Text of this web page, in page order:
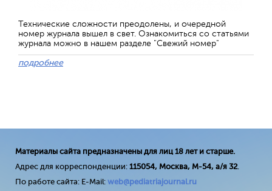
Технические сложности преодолены, и очередной
номер журнала вышел в свет. Ознакомиться со статьями
журнала можно в нашем разделе "Свежий номер"
подробнее
Материалы сайта предназначены для лиц 18 лет и старше.
Адрес для корреспонденции: 115054, Москва, М-54, а/я 32.
По работе сайта: E-Mail: web@pediatriajournal.ru